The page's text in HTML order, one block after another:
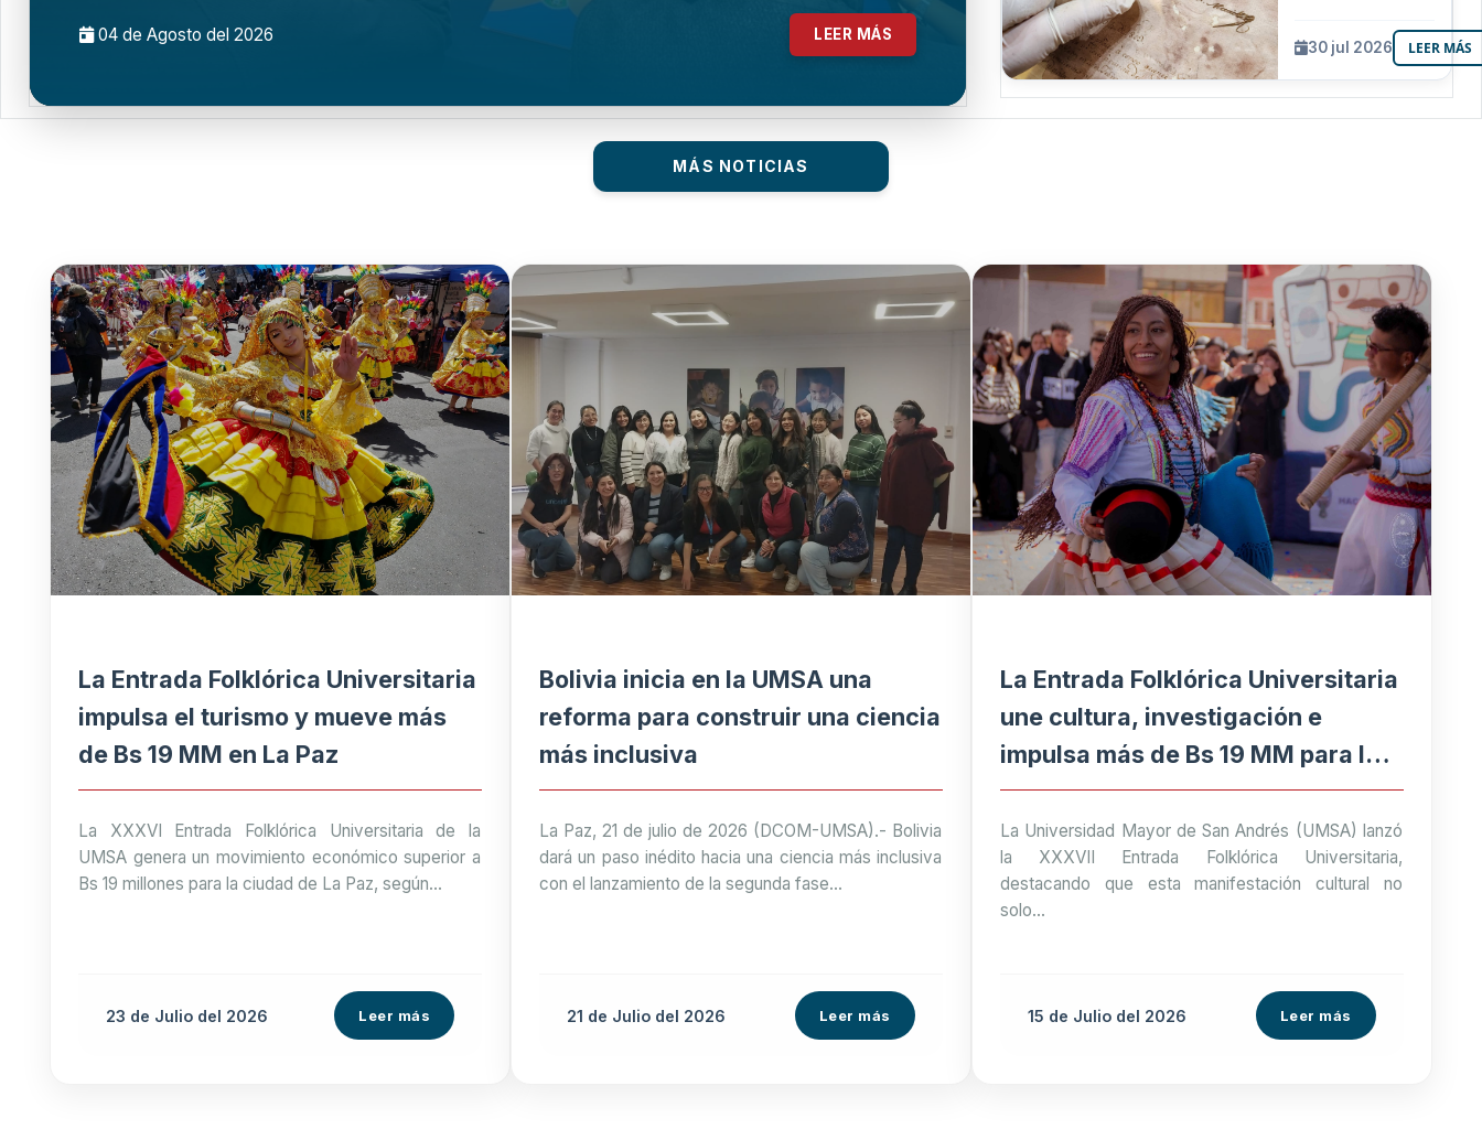
04 de Agosto del 2026 LEER MÁS
UMSA
resguarda 6
joyas de la
30 jul 2026 LEER MÁS
MÁS NOTICIAS
La Entrada Folklórica Universitaria
impulsa el turismo y mueve más
de Bs 19 MM en La Paz
La XXXVI Entrada Folklórica Universitaria de la
UMSA genera un movimiento económico superior a
Bs 19 millones para la ciudad de La Paz, según...
23 de Julio del 2026 Leer más
Bolivia inicia en la UMSA una
reforma para construir una ciencia
más inclusiva
La Paz, 21 de julio de 2026 (DCOM-UMSA).- Bolivia
dará un paso inédito hacia una ciencia más inclusiva
con el lanzamiento de la segunda fase...
21 de Julio del 2026 Leer más
La Entrada Folklórica Universitaria
une cultura, investigación e
impulsa más de Bs 19 MM para la
economía paceña
La Universidad Mayor de San Andrés (UMSA) lanzó
la XXXVII Entrada Folklórica Universitaria,
destacando que esta manifestación cultural no
solo...
15 de Juliodel 2026 Leer más